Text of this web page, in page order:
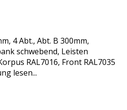
4 Abt., Abt. B 300mm,
schwebend, Leisten
RAL7016, Front RAL7035
lesen...